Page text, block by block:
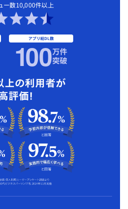
ー数10,000件以上
アプリ総DL数
100万件
突破